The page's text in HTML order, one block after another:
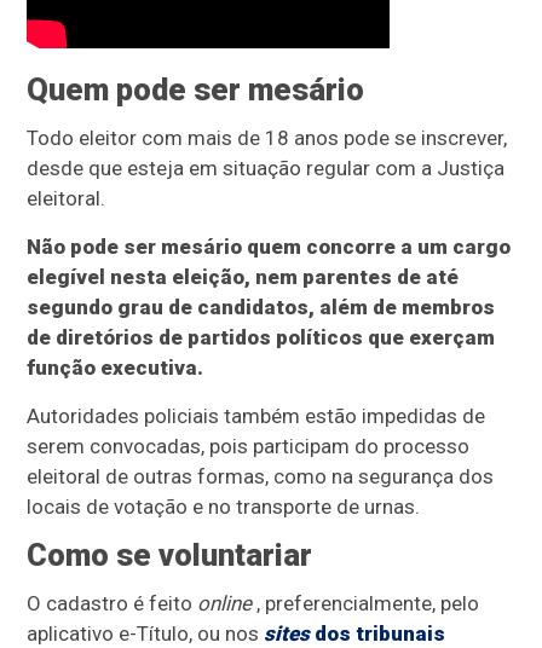
Quem pode ser mesário
Todo eleitor com mais de 18 anos pode se inscrever,
desde que esteja em situação regular com a Justiça
eleitoral.
Não pode ser mesário quem concorre a um cargo
elegível nesta eleição, nem parentes de até
segundo grau de candidatos, além de membros
de diretórios de partidos políticos que exerçam
função executiva.
Autoridades policiais também estão impedidas de
serem convocadas, pois participam do processo
eleitoral de outras formas, como na segurança dos
locais de votação e no transporte de urnas.
Como se voluntariar
O cadastro é feito online, preferencialmente, pelo
aplicativo e-Título, ou nos sitesdos tribunais